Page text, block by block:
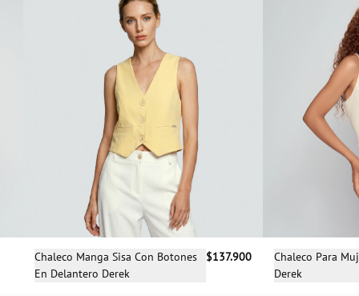
Selecciona una talla
XS S
Chaleco Manga Sisa Con Botones
En Delantero Derek
$137.900
Chaleco Para
Derek